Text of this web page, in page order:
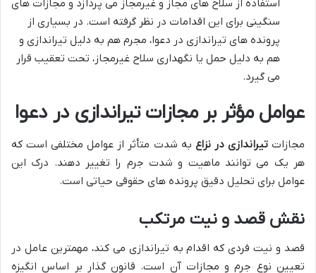
استفاده از سلاح های مجاز و غیرمجاز می پردازد و مجازات های
سنگینی برای این اقدامات در نظر گرفته است. در بسیاری از
پرونده های تیراندازی در دعوا، مجرم هم به دلیل تیراندازی و
هم به دلیل حمل یا نگهداری سلاح غیرمجاز، تحت تعقیب قرار
می گیرد.
عوامل مؤثر بر مجازات تیراندازی در دعوا
مجازاتتیراندازی در نزاع به شدت متأثر از عوامل مختلفی است که
هر یک می توانند ماهیت و شدت جرم را تغییر دهند. درک این
عوامل برای تحلیل دقیق پرونده های حقوقی حیاتی است.
نقش قصد و نیت مرتکب
قصد و نیت فردی که اقدام به تیراندازی می کند، مهمترین عامل در
تعیین نوع جرم و مجازات آن است. قانون گذار بر اساس انگیزه